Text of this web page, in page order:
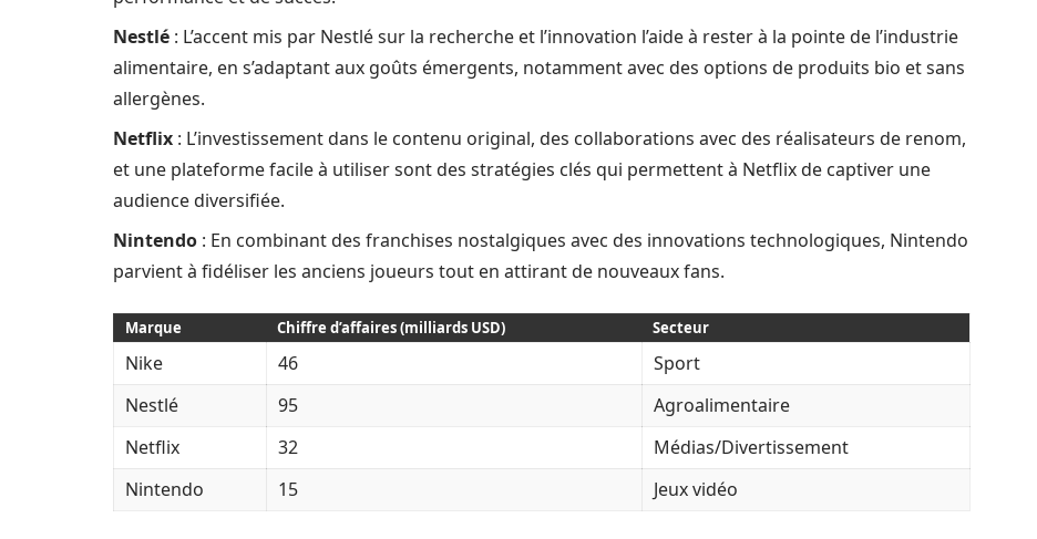
Nestlé : L’accent mis par Nestlé sur la recherche et l’innovation l’aide à rester à la pointe de l’industrie
alimentaire, en s’adaptant aux goûts émergents, notamment avec des options de produits bio et sans
allergènes.
Netflix : L’investissement dans le contenu original, des collaborations avec des réalisateurs de renom,
et une plateforme facile à utiliser sont des stratégies clés qui permettent à Netflix de captiver une
audience diversifiée.
Nintendo : En combinant des franchises nostalgiques avec des innovations technologiques, Nintendo
parvient à fidéliser les anciens joueurs tout en attirant de nouveaux fans.
Marque Chiffre d’affaires (milliards USD) Secteur
Nike 46
Sport
Nestlé
95
Agroalimentaire
Netflix
32
Médias/Divertissement
Nintendo
15 Jeux vidéo